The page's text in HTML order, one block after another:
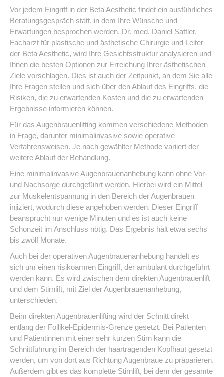
Vor jedem Eingriff in der Beta Aesthetic findet ein ausführliches
Beratungsgespräch statt, in dem Ihre Wünsche und
Erwartungen besprochen werden. Dr. med. Daniel Sattler,
Facharzt für plastische und ästhetische Chirurgie und Leiter
der Beta Aesthetic, wird Ihre Gesichtsstruktur analysieren und
Ihnen die besten Optionen zur Erreichung Ihrer ästhetischen
Ziele vorschlagen. Dies ist auch der Zeitpunkt, an dem Sie alle
Ihre Fragen stellen und sich über den Ablauf des Eingriffs, die
Risiken, die zu erwartenden Kosten und die zu erwartenden
Ergebnisse informieren können.
Für das Augenbrauenlifting kommen verschiedene Methoden
in Frage, darunter minimalinvasive sowie operative
Verfahrensweisen. Je nach gewählter Methode variiert der
weitere Ablauf der Behandlung.
Eine minimalinvasive Augenbrauenanhebung kann ohne Vor-
und Nachsorge durchgeführt werden. Hierbei wird ein Mittel
zur Muskelentspannung in den Bereich der Augenbrauen
injiziert, wodurch diese angehoben werden. Dieser Eingriff
beansprucht nur wenige Minuten und es ist auch keine
Schonzeit im Anschluss nötig. Das Ergebnis hält etwa sechs
bis zwölf Monate.
Auch bei der operativen Augenbrauenanhebung handelt es
sich um einen risikoarmen Eingriff, der ambulant durchgeführt
werden kann. Es wird zwischen dem direkten Augenbrauenlift
und dem Stirnlift, mit Ziel der Augenbrauenanhebung,
unterschieden.
Beim direkten Augenbrauenlifting wird der Schnitt direkt
entlang der Follikel-Epidermis-Grenze gesetzt. Bei Patienten
und Patientinnen mit einer sehr kurzen Stirn kann die
Schnittführung im Bereich der haartragenden Kopfhaut gesetzt
werden, um von dort aus Richtung Augenbraue zu präparieren.
Außerdem gibt es das komplette Stirnlift, bei dem der gesamte